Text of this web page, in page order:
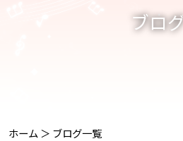
ブロ
ホーム ＞ ブログ一覧